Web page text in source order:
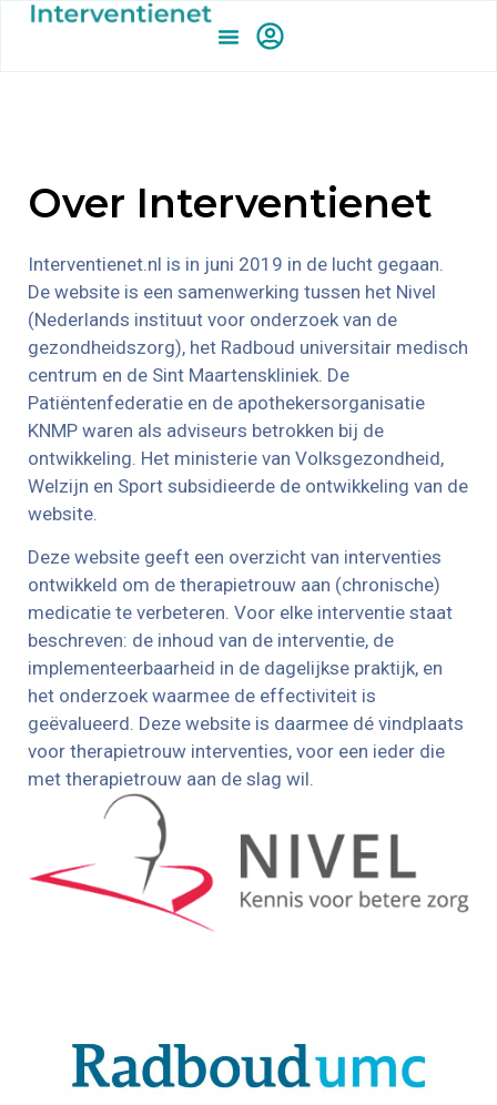
Over Interventienet
Interventienet.nl is in juni 2019 in de lucht gegaan.
De website is een samenwerking tussen het Nivel
(Nederlands instituut voor onderzoek van de
gezondheidszorg), het Radboud universitair medisch
centrum en de Sint Maartenskliniek. De
Patiëntenfederatie en de apothekersorganisatie
KNMP waren als adviseurs betrokken bij de
ontwikkeling. Het ministerie van Volksgezondheid,
Welzijn en Sport subsidieerde de ontwikkeling van de
website.
Deze website geeft een overzicht van interventies
ontwikkeld om de therapietrouw aan (chronische)
medicatie te verbeteren. Voor elke interventie staat
beschreven: de inhoud van de interventie, de
implementeerbaarheid in de dagelijkse praktijk, en
het onderzoek waarmee de effectiviteit is
geëvalueerd. Deze website is daarmee dé vindplaats
voor therapietrouw interventies, voor een ieder die
met therapietrouw aan de slag wil.